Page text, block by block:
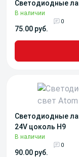
Светодиодные
В наличии
0
75.00 руб.
Светодиодные
24V цоколь H9
В наличии
0
90.00 руб.